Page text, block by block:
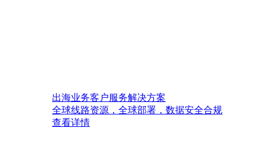
出海业务客户服务解决方案
全球线路资源，全球部署，数据安全合规
查看详情